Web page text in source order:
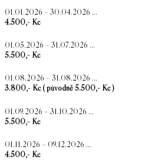
01.01.2026 – 30.04.2026 …
4.500,- Kč
01.05.2026 – 31.07.2026 …
5.500,- Kč
01.08.2026 – 31.08.2026 …
3.800,- Kč ( původně 5.500,- Kč )
01.09.2026 – 31.10.2026 …
5.500,- Kč
01.11.2026 – 09.12.2026 …
4.500,- Kč